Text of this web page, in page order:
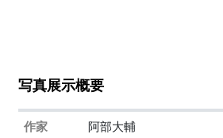
写真展示概要
作家 阿部大輔